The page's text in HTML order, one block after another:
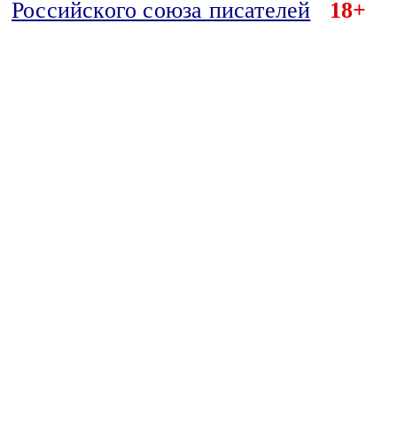
Российского союза писателей 18+